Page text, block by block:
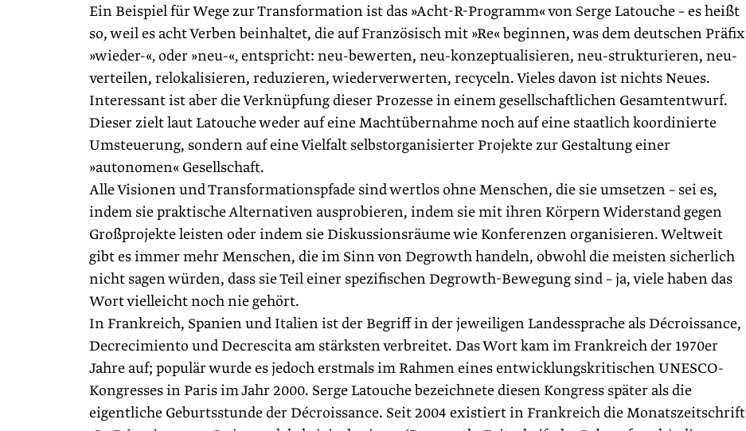
Ein Beispiel für Wege zur Transformation ist das »Acht-R-Programm« von Serge Latouche – es heißt
so, weil es acht Verben beinhaltet, die auf Französisch mit »Re« beginnen, was dem deutschen Präfix
»wieder-«‚ oder »neu-«‚ entspricht: neu-bewerten, neu-konzep­tualisieren, neu-strukturieren, neu-
verteilen, relokalisieren, reduzieren, wiederverwerten, recyceln. Vieles davon ist nichts Neues.
Interessant ist aber die Verknüpfung dieser Prozesse in einem gesellschaftlichen Gesamtentwurf.
Dieser zielt laut Latouche weder auf eine Machtübernahme noch auf eine staatlich koordinierte
Umsteuerung, sondern auf eine Vielfalt selbstorganisierter Projekte zur Gestaltung einer
»autonomen« Gesellschaft.
Alle Visionen und Transformationspfade sind wertlos ohne Menschen, die sie umsetzen – sei es,
indem sie praktische Alternativen ausprobieren, indem sie mit ihren Körpern Widerstand gegen
Großprojekte leisten oder indem sie Diskussionsräume wie Konferenzen organisieren. Weltweit
gibt es immer mehr Menschen, die im Sinn von Degrowth handeln, obwohl die meisten sicherlich
nicht sagen würden, dass sie Teil einer spezifischen Degrowth-Bewegung sind – ja, viele haben das
Wort vielleicht noch nie gehört.
In Frankreich, Spanien und Italien ist der Begriff in der jeweiligen Landessprache als Décroissance,
Decrecimiento und Decrescita am stärksten verbreitet. Das Wort kam im Frankreich der 1970er
Jahre auf; populär wurde es jedoch erstmals im Rahmen eines entwicklungskritischen UNESCO-
Kongresses in Paris im Jahr 2000. Serge Latouche bezeichnete diesen Kongress später als die
eigentliche Geburtsstunde der Décroissance. Seit 2004 existiert in Frankreich die Monatszeitschrift